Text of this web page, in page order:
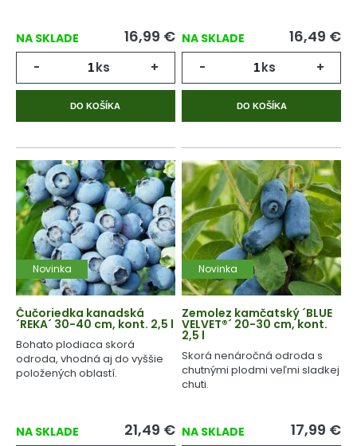
NA SKLADE 16,99 €
- ks +
DO KOŠÍKA
NA SKLADE 16,49 €
- ks +
DO KOŠÍKA
Novinka
Čučoriedka kanadská
´REKA´ 30-40 cm, kont. 2,5 l
Bohato plodiaca skorá
odroda, vhodná aj do vyššie
položených oblastí.
NA SKLADE 21,49 €
Novinka
Zemolez kamčatský ´BLUE
VELVET®´ 20-30 cm, kont.
2,5 l
Skorá nenáročná odroda s
chutnými plodmi veľmi sladkej
chuti.
NA SKLADE 17,99 €